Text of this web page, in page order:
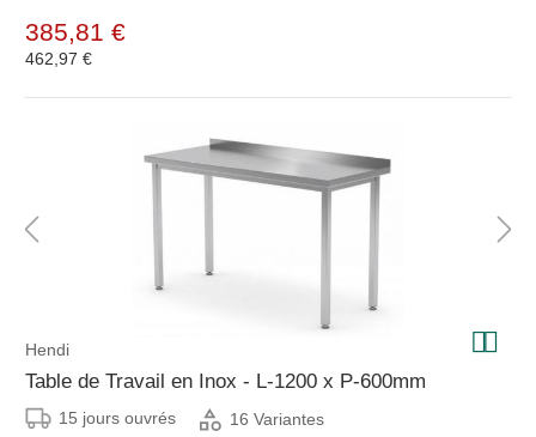
385,81 €
462,97 €
Hendi
Table de Travail en Inox - L-1200 x P-600mm
15 jours ouvrés 16 Variantes